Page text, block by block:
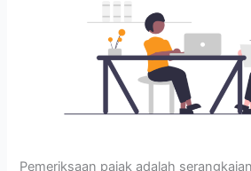
Pemeriksaan pajak adalah